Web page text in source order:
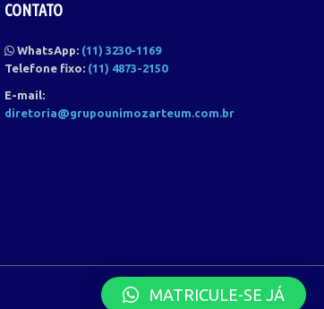
CONTATO
WhatsApp: (11) 3230-1169
Telefone fixo: (11) 4873-2150
E-mail:
diretoria@grupounimozarteum.com.br
MATRICULE-SE JÁ